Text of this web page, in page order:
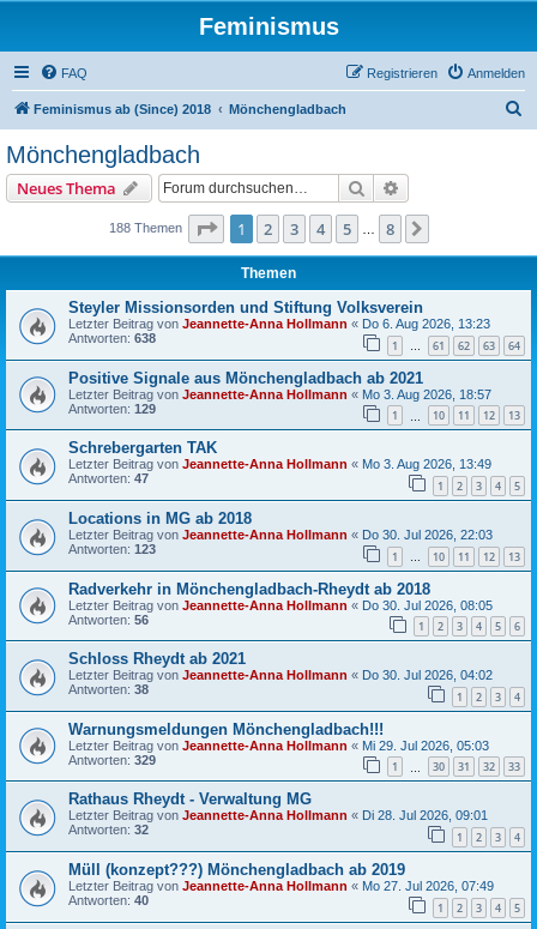
Feminismus
FAQ Anmelden
Registrieren
Feminismus ab (Since) 2018 Mönchengladbach
Mönchengladbach
Neues Thema Suche
188 Themen Seite 1von
1 2 3 4 5 8
Themen
Steyler Missionsorden und Stiftung Volksverein
Letzter Beitrag von Jeannette-Anna Hollmann « Do 6. Aug 2026, 13:23
Antworten: 638 1 … 61 62 63 64
Positive Signale aus Mönchengladbach ab 2021
Letzter Beitrag von Jeannette-Anna Hollmann « Mo 3. Aug 2026, 18:57
Antworten: 129 1 10 11 12 13
Schrebergarten TAK
Letzter Beitrag von Jeannette-Anna Hollmann « Mo 3. Aug 2026, 13:49
Antworten: 47 1 2 3 4 5
Locations in MG ab 2018
Letzter Beitrag von Jeannette-Anna Hollmann « Do 30. Jul 2026, 22:03
Antworten: 123 1 … 10 11 12 13
Radverkehr in Mönchengladbach-Rheydt ab 2018
Letzter Beitrag von Jeannette-Anna Hollmann « Do 30. Jul 2026, 08:05
Antworten: 56 1 2 3 4 5 6
Schloss Rheydt ab 2021
Letzter Beitrag von Jeannette-Anna Hollmann « Do 30. Jul 2026, 04:02
Antworten: 38 1 2 3 4
Warnungsmeldungen Mönchengladbach!!!
Letzter Beitrag von Jeannette-Anna Hollmann « Mi 29. Jul 2026, 05:03
Antworten: 329 1 30 31 32 33
Rathaus Rheydt - Verwaltung MG
Letzter Beitrag von Jeannette-Anna Hollmann « Di 28. Jul 2026, 09:01
Antworten: 32 1 2 3 4
Müll (konzept???) Mönchengladbach ab 2019
Letzter Beitrag von Jeannette-Anna Hollmann « Mo 27. Jul 2026, 07:49
Antworten: 40 1 2 3 4 5